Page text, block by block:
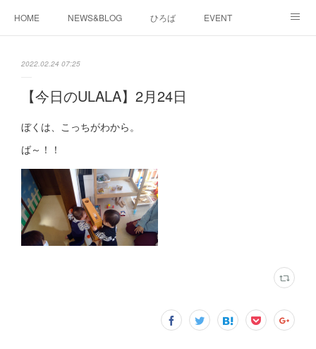
HOME NEWS&BLOG ひろば EVENT
2022.02.24 07:25
【今日のULALA】2月24日
ぼくは、こっちがわから。
ば～！！